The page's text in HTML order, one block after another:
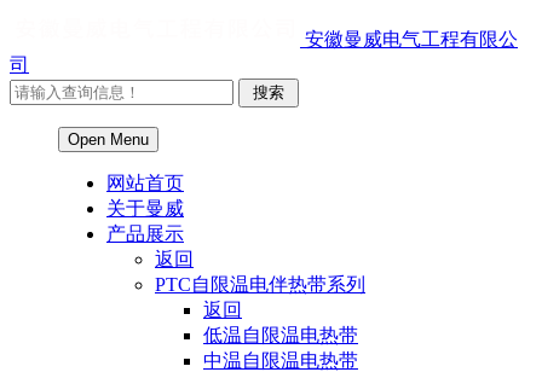
安徽曼威电气工程有限公
司
Open Menu
网站首页
关于曼威
产品展示
返回
PTC自限温电伴热带系列
返回
低温自限温电热带
中温自限温电热带